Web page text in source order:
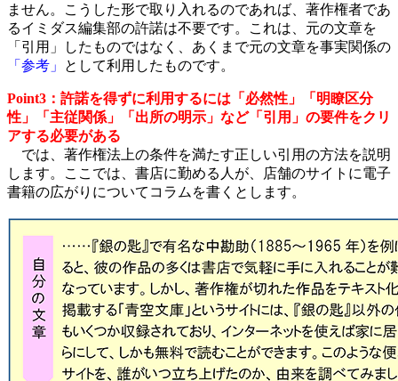
ません。こうした形で取り入れるのであれば、著作権者であ
るイミダス編集部の許諾は不要です。これは、元の文章を
「引用」したものではなく、あくまで元の文章を事実関係の
「参考」
として利用したものです。
Point3：許諾を得ずに利用するには「必然性」「明瞭区分
性」「主従関係」「出所の明示」など「引用」の要件をクリ
アする必要がある
では、著作権法上の条件を満たす正しい引用の方法を説明
します。ここでは、書店に勤める人が、店舗のサイトに電子
書籍の広がりについてコラムを書くとします。